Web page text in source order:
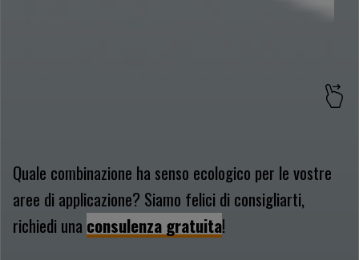
Quale combinazione ha senso ecologico per le vostre
aree di applicazione? Siamo felici di consigliarti,
richiedi una consulenza gratuita!